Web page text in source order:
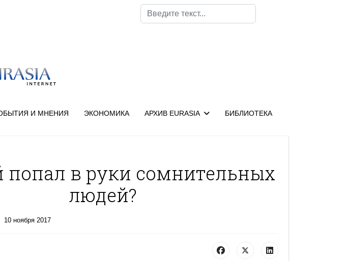
Поиск
И МНЕНИЯ ЭКОНОМИКА АРХИВ EURASIA БИБЛИОТЕКА
в руки сомнительных
людей?
10 ноября 2017